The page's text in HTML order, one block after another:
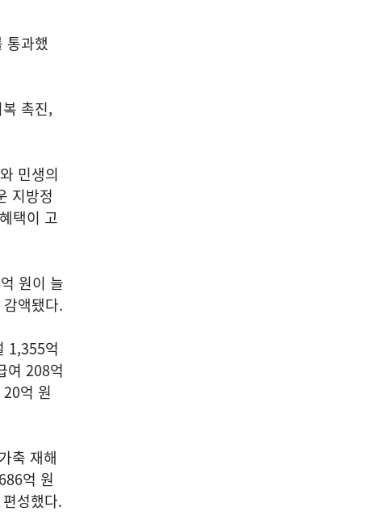
통과했
촉진,
민생의
지방정
택이 고
원이 늘
액됐다.
1,355억
여 208억
억 원
축 재해
억 원
성했다.